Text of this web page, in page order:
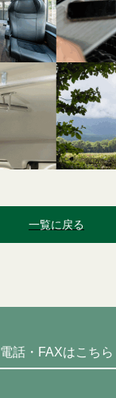
一覧に戻る
電話・FAXはこちら